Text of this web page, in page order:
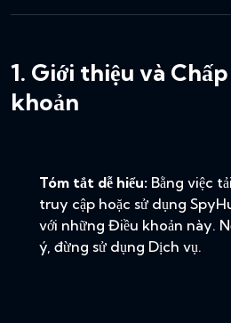
1. Giới thiệu và
khoản
Tóm tắt dễ hiểu: Bằng việc
truy cập hoặc sử dụng
với những Điều khoản này.
ý, đừng sử dụng Dịch vụ.